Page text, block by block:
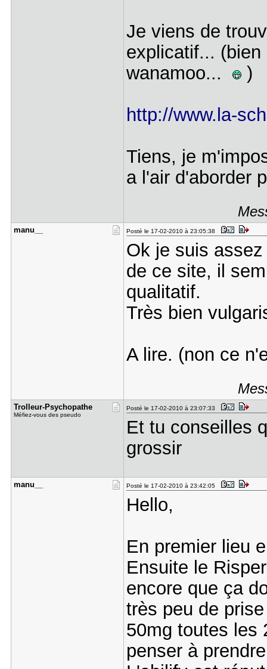
Je viens de
explicatif...
wanamoo...
)
http://www.la-
Tiens, je
a l'air d'aborder
manu__ Posté le 17-02-2010 à 23:05:38
Ok je suis
de ce site, il
qualitatif.
Très bien
A lire. (non ce
Trolleur-P​sychopathe
Méfiez-vous des pseudo
Posté le 17-02-2010 à 23:07:33
Et tu conseilles
grossir
manu__ Posté le 17-02-2010 à 23:42:05
Hello,
En premier lieu
Ensuite le
encore que ça
très peu de
50mg toutes les
penser à